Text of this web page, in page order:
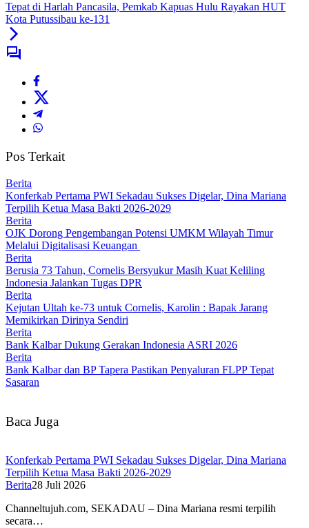
Tepat di Harlah Pancasila, Pemkab Kapuas Hulu Rayakan HUT
Kota Putussibau ke-131
Pos Terkait
Berita
Konferkab Pertama PWI Sekadau Sukses Digelar, Dina Mariana
Terpilih Ketua Masa Bakti 2026-2029
Berita
OJK Dorong Pengembangan Potensi UMKM Wilayah Timur
Melalui Digitalisasi Keuangan
Berita
Berusia 73 Tahun, Cornelis Bersyukur Masih Kuat Keliling
Indonesia Jalankan Tugas DPR
Berita
Kejutan Ultah ke-73 untuk Cornelis, Karolin : Bapak Jarang
Memikirkan Dirinya Sendiri
Berita
Bank Kalbar Dukung Gerakan Indonesia ASRI 2026
Berita
Bank Kalbar dan BP Tapera Pastikan Penyaluran FLPP Tepat
Sasaran
Baca Juga
Konferkab Pertama PWI Sekadau Sukses Digelar, Dina Mariana
Terpilih Ketua Masa Bakti 2026-2029
Berita28 Juli 2026
Channeltujuh.com, SEKADAU – Dina Mariana resmi terpilih
secara…